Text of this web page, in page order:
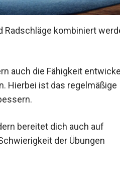
Radschläge kombiniert
auch die Fähigkeit
Hierbei ist das
zu verbessern.
bereitet dich auch auf
der Übungen